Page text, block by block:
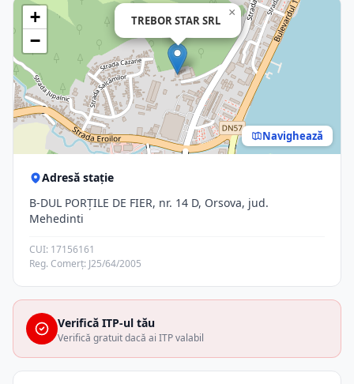
TREBOR STAR SRL
×
+
−
Navighează
Adresă stație
B-DUL PORŢILE DE FIER, nr. 14 D, Orsova, jud.
Mehedinti
CUI: 17156161
Reg. Comerț: J25/64/2005
Verifică ITP-ul tău
Verifică gratuit dacă ai ITP valabil